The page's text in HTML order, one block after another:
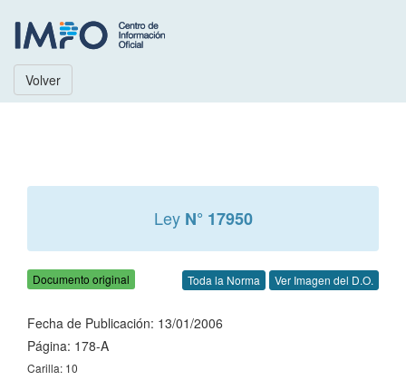
Volver
Ley N° 17950
Documento original Toda la Norma Ver Imagen del D.O.
Fecha de Publicación: 13/01/2006
Página: 178-A
Carilla: 10